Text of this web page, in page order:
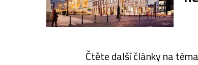
Čtěte další články na téma